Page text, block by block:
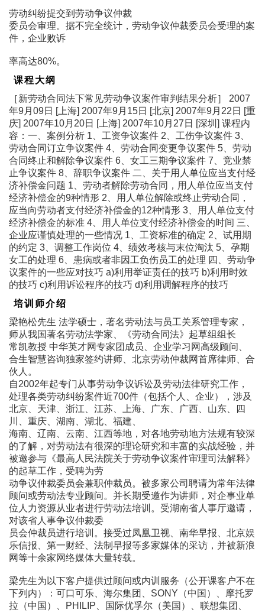
劳动纠纷提交到劳动争议仲裁
委员会审理。据不完全统计，劳动争议仲裁委员会受理的案
件，企业败诉
率高达80%。
课程大纲
［新劳动合同法下常见劳动争议案件审判结果分析］ 2007
年9月09日 [上海] 2007年9月15日 [北京] 2007年9月22日 [重
庆] 2007年10月20日 [上海] 2007年10月27日 [深圳] 课程内
容：一、案例分析 1、工资争议案件 2、工伤争议案件 3、
劳动合同订立争议案件 4、劳动合同变更争议案件 5、劳动
合同终止和解除争议案件 6、女工三期争议案件 7、竞业禁
止争议案件 8、辞职争议案件 二、关于用人单位应当支付经
济补偿金问题 1、劳动者解除劳动合同，用人单位应当支付
经济补偿金的9种情形 2、用人单位解除或终止劳动合同，
应当向劳动者支付经济补偿金的12种情形 3、用人单位支付
经济补偿金的标准 4、用人单位支付经济补偿金的时间 三、
企业应谨慎处理的一些情况 1、工资标准的确定 2、试用期
的约定 3、调整工作岗位 4、绩效考核与末位淘汰 5、孕期
女工的处理 6、患病或者非因工负伤员工的处理 四、劳动争
议案件的一些应对技巧 a)利用举证责任的技巧 b)利用时效
的技巧 c)利用诉讼程序的技巧 d)利用调解程序的技巧
培训师介绍
梁艳松先生 法学硕士，著名劳动法与员工关系管理专家，
师从我国著名劳动法学家、《劳动合同法》起草组组长
常凯教授 中华英才网专家团成员、企业学习网高级顾问、
合生智慧咨询独家签约讲师、北京劳动仲裁网首席律师、合
伙人。
自2002年起专门从事劳动争议诉讼及劳动法律研究工作，
处理各类劳动纠纷案件近700件（包括个人、企业），涉及
北京、天津、浙江、江苏、上海、广东、广西、山东、四
川、重庆、湖南、湖北、福建、
海南、辽南、云南、江西等地，对各地劳动地方法规有较深
的了解，对劳动法有很深的理论研究和丰富的实战经验，并
被邀参与《最高人民法院关于劳动争议案件审理司法解释》
的起草工作，受聘为劳
动争议仲裁委员会兼职仲裁员。被多家公司聘请为常年法律
顾问或劳动法专业顾问。并长期受邀作为讲师，对企事业单
位人力资源从业者进行劳动法培训。受湖南省人事厅邀请，
对该省人事争议仲裁委
员会仲裁员进行培训。接受过凤凰卫视、南华早报、北京娱
乐信报、第一财经、法制早报等多家媒体的采访，并被新浪
网等十余家网络媒体大量转载。
梁先生为以下客户提供过顾问或内训服务（公开课客户不在
下列内）：可口可乐、海尔集团、SONY（中国）、摩托罗
拉（中国）、PHILIP、国际优孚尔（美国）、联想集团、